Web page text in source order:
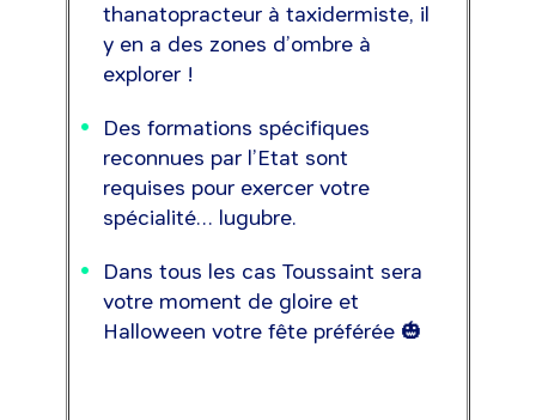
thanatopracteur à taxidermiste, il
y en a des zones d’ombre à
explorer !
Des formations spécifiques
reconnues par l’Etat sont
requises pour exercer votre
spécialité… lugubre.
Dans tous les cas Toussaint sera
votre moment de gloire et
Halloween votre fête préférée 🎃